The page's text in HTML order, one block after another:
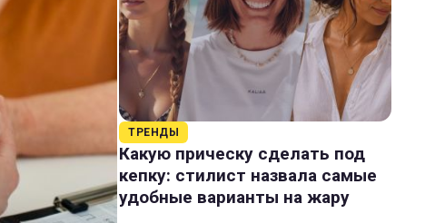
ТРЕНДЫ
Какую прическу сделать под
кепку: стилист назвала самые
удобные варианты на жару